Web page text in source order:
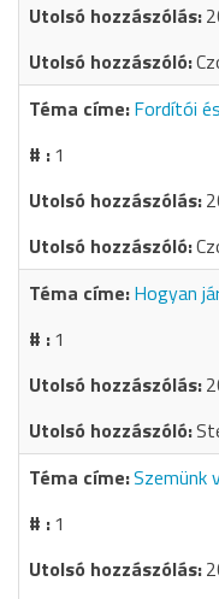
Fordítói
1
Hogyan
1
Szemünk
1